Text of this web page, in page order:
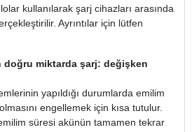
kullanılarak şarj cihazları arasında
Ayrıntılar için lütfen
miktarda şarj: değişken
yapıldığı durumlarda emilim
engellemek için kısa tutulur.
süresi akünün tamamen tekrar